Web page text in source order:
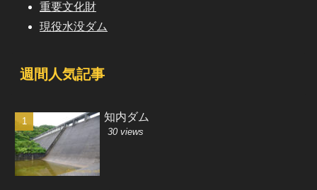
重要文化財
現役水没ダム
週間人気記事
知内ダム
30 views